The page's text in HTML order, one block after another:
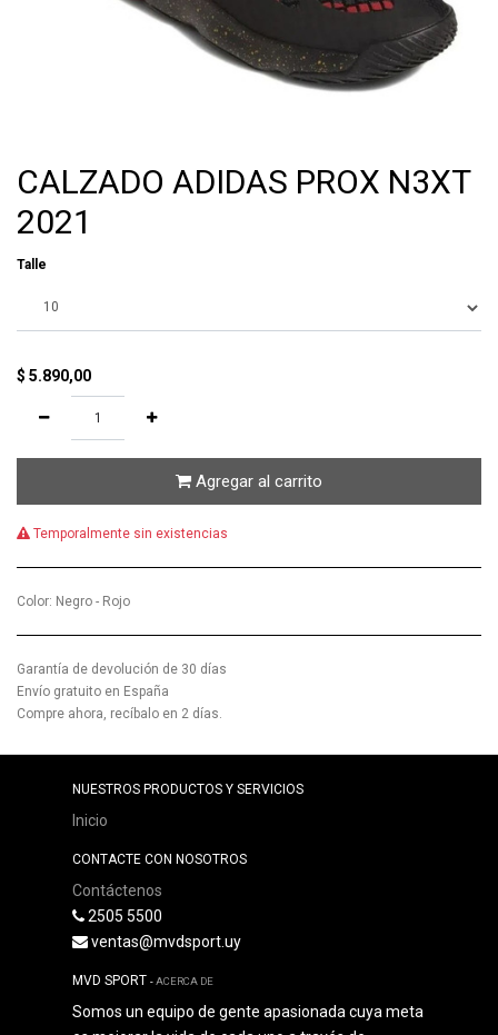
CALZADO ADIDAS PROX N3XT
2021
Talle
$ 5.890,00
Agregar al carrito
Temporalmente sin existencias
Color: Negro - Rojo
Garantía de devolución de 30 días
Envío gratuito en España
Compre ahora, recíbalo en 2 días.
NUESTROS PRODUCTOS Y SERVICIOS
Inicio
CONTACTE CON NOSOTROS
Contáctenos
2505 5500
ventas@mvdsport.uy
MVD SPORT -ACERCA DE
Somos un equipo de gente apasionada cuya meta